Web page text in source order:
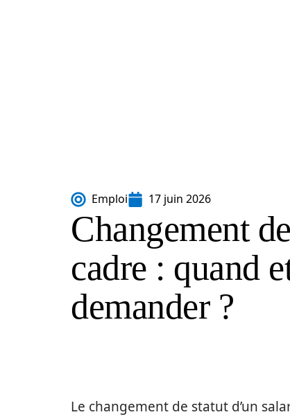
Emploi 17 juin 2026
Changement
cadre : quand
demander ?
Le changement de statut d’un